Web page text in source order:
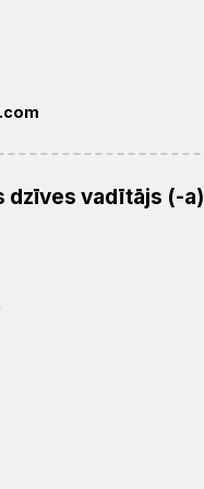
dzīves vadītājs (-a)